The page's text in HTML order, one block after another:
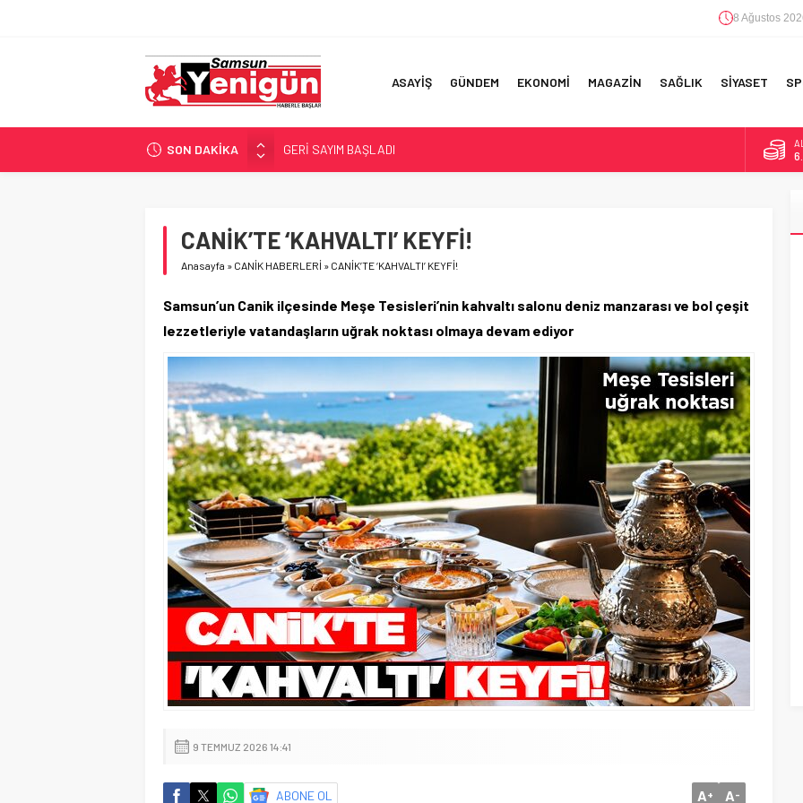
8 Ağustos
ASAYİŞ GÜNDEM EKONOMİ MAGAZİN SAĞLIK SİYASET
SON DAKİKA
GERİ SAYIM BAŞLADI
SAMSUNSPOR’DA HEDEF 5’İNCİLİK!
İŞTE FINDIK FİYATI!
YÖNETİCİ SEÇERKEN YAPILAN EN BÜYÜK HATALAR
CANİK’TE ‘KAHVALTI’ KEYFİ!
Anasayfa » CANİK HABERLERİ » CANİK’TE ‘KAHVALTI’ KEYFİ!
Samsun’un Canik ilçesinde Meşe Tesisleri’nin kahvaltı salonu deniz manzarası ve bol çeşit
lezzetleriyle vatandaşların uğrak noktası olmaya devam ediyor
9 TEMMUZ 2026 14:41
ABONE OL A+ A-